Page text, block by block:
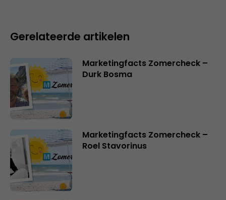
Gerelateerde artikelen
Marketingfacts Zomercheck –
Durk Bosma
Marketingfacts Zomercheck –
Roel Stavorinus